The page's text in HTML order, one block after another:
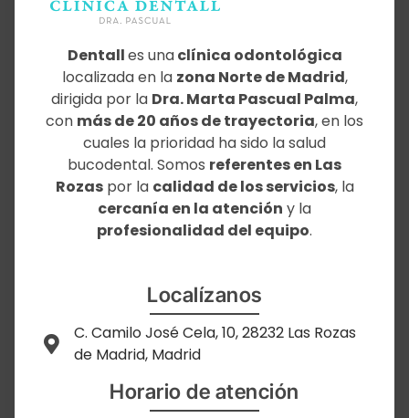
Dentalles unaclínica odontológica
localizada en la zona Norte de Madrid,
dirigida por la Dra. Marta Pascual Palma,
con más de 20 años de trayectoria, en los
cuales la prioridad ha sido la salud
bucodental. Somos referentes en Las
Rozaspor la calidad de los servicios, la
cercanía en la atención y la
profesionalidad del equipo.
Localízanos
C. Camilo José Cela, 10, 28232 Las Rozas
de Madrid, Madrid
Horario de atención